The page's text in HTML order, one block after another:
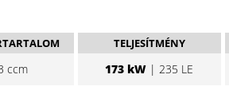
ccm
TELJESÍTMÉNY
173 kW | 235 LE